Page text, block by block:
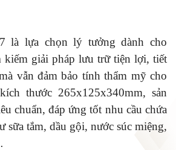
là lựa chọn lý tưởng dành cho
kiếm giải pháp lưu trữ tiện lợi, tiết
vẫn đảm bảo tính thẩm mỹ cho
thước 265x125x340mm, sản
chuẩn, đáp ứng tốt nhu cầu chứa
sữa tắm, dầu gội, nước súc miệng,